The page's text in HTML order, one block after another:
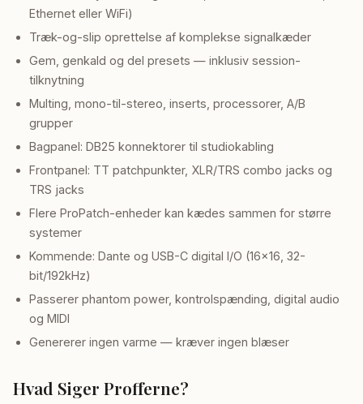
Ethernet eller WiFi)
Træk-og-slip oprettelse af komplekse signalkæder
Gem, genkald og del presets — inklusiv session-
tilknytning
Multing, mono-til-stereo, inserts, processorer, A/B
grupper
Bagpanel: DB25 konnektorer til studiokabling
Frontpanel: TT patchpunkter, XLR/TRS combo jacks og
TRS jacks
Flere ProPatch-enheder kan kædes sammen for større
systemer
Kommende: Dante og USB-C digital I/O (16×16, 32-
bit/192kHz)
Passerer phantom power, kontrolspænding, digital audio
og MIDI
Genererer ingen varme — kræver ingen blæser
Hvad Siger Profferne?